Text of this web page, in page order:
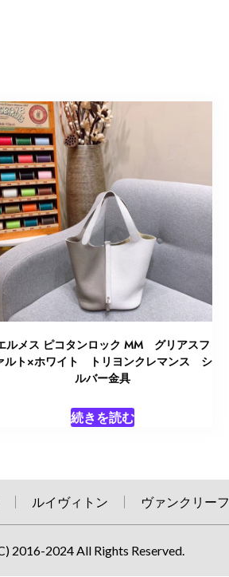
ルメス ピコタンロック MM グリアスフ
ルト×ホワイト トリヨンクレマンス シ
ルバー金具
続きを読む
ルイヴィトン ヴァンクリーフ
2016-2024 All Rights Reserved.